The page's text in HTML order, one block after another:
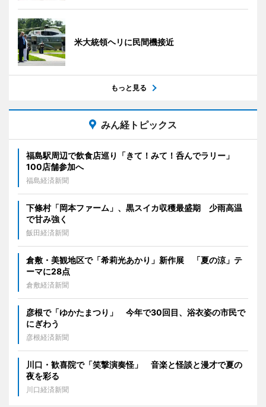
米大統領ヘリに民間機接近
もっと見る
みん経トピックス
福島駅周辺で飲食店巡り「きて！みて！呑んでラリー」
100店舗参加へ
福島経済新聞
下條村「岡本ファーム」、黒スイカ収穫最盛期 少雨高温
で甘み強く
飯田経済新聞
倉敷・美観地区で「希莉光あかり」新作展 「夏の涼」テ
ーマに28点
倉敷経済新聞
彦根で「ゆかたまつり」 今年で30回目、浴衣姿の市民で
にぎわう
彦根経済新聞
川口・歓喜院で「笑撃演奏怪」 音楽と怪談と漫才で夏の
夜を彩る
川口経済新聞